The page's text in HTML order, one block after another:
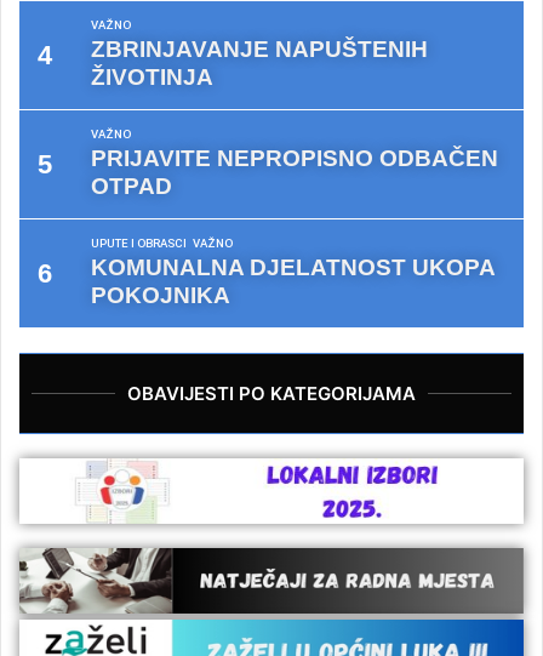
VAŽNO
ZBRINJAVANJE NAPUŠTENIH
ŽIVOTINJA
VAŽNO
PRIJAVITE NEPROPISNO ODBAČEN
OTPAD
UPUTE I OBRASCI VAŽNO
KOMUNALNA DJELATNOST UKOPA
POKOJNIKA
OBAVIJESTI PO KATEGORIJAMA